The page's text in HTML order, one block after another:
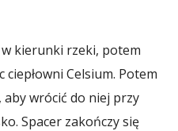
kierunki rzeki, potem
ciepłowni Celsium. Potem
wrócić do niej przy
Spacer zakończy się